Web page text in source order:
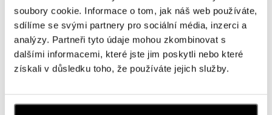
soubory cookie. Informace o tom, jak náš web používáte,
sdílíme se svými partnery pro sociální média, inzerci a
analýzy. Partneři tyto údaje mohou zkombinovat s
dalšími informacemi, které jste jim poskytli nebo které
získali v důsledku toho, že používáte jejich služby.
Pátek
10:00 - 21:00
Sobota
10:00 - 21:00
Neděle
10:00 - 21:00